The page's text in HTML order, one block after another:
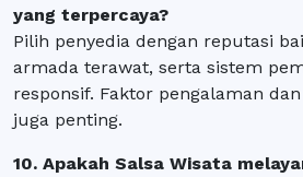
yang terpercaya?
Pilih penyedia dengan reputasi
armada terawat, serta sistem
responsif. Faktor pengalaman
juga penting.
10. Apakah Salsa Wisata